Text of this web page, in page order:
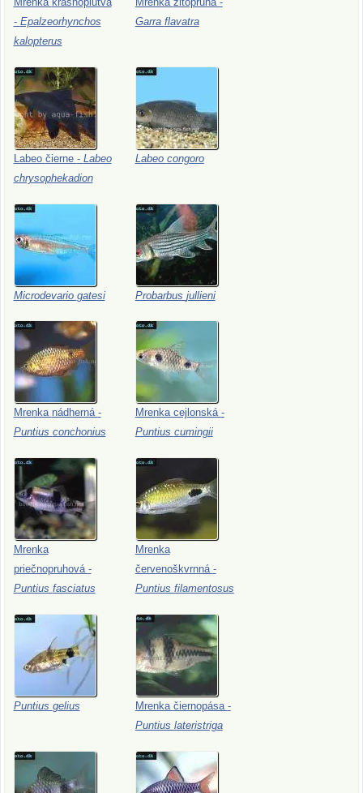
- Epalzeorhynchos
kalopterus
Garra flavatra
Labeo čierne - Labeo
chrysophekadion
Labeo congoro
Microdevario gatesi Probarbus jullieni
Mrenka nádherná -
Puntius conchonius
Mrenka cejlonská -
Puntius cumingii
Mrenka
priečnopruhová -
Puntius fasciatus
Mrenka
červenoškvrnná -
Puntius filamentosus
Puntius gelius Mrenka čiernopása -
Puntius lateristriga